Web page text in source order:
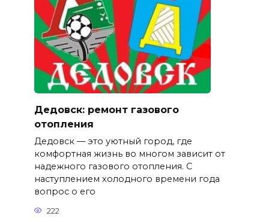
Дедовск: ремонт газового
отопления
Дедовск — это уютный город, где
комфортная жизнь во многом зависит от
надежного газового отопления. С
наступлением холодного времени года
вопрос о его
222